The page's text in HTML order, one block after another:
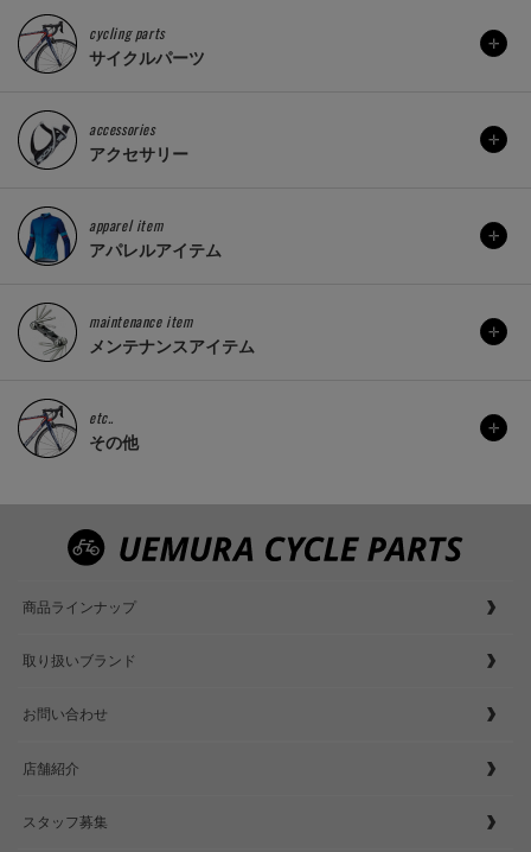
cycling parts
サイクルパーツ
accessories
アクセサリー
apparel item
アパレルアイテム
maintenance item
メンテナンスアイテム
etc..
その他
商品ラインナップ
取り扱いブランド
お問い合わせ
店舗紹介
スタッフ募集